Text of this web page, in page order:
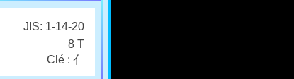
JIS: 1-14-20
8 T
Clé : 亻